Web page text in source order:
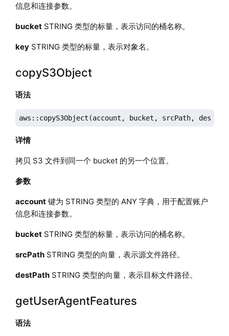
信息和连接参数。
bucketSTRING 类型的标量，表示访问的桶名称。
keySTRING 类型的标量，表示对象名。
copyS3Object
语法
aws::copyS3Object(account, bucket, srcPath,
详情
拷贝 S3 文件到同一个 bucket 的另一个位置。
参数
account键为 STRING 类型的 ANY 字典，用于配置账户
信息和连接参数。
bucketSTRING 类型的标量，表示访问的桶名称。
srcPathSTRING 类型的向量，表示源文件路径。
destPathSTRING 类型的向量，表示目标文件路径。
getUserAgentFeatures
语法